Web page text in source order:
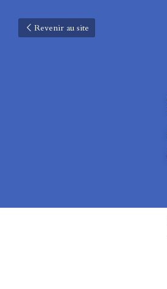
Revenir au site